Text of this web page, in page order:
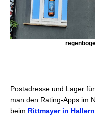
Postadresse und Lager
man den Rating-Apps im
beim Rittmayer in